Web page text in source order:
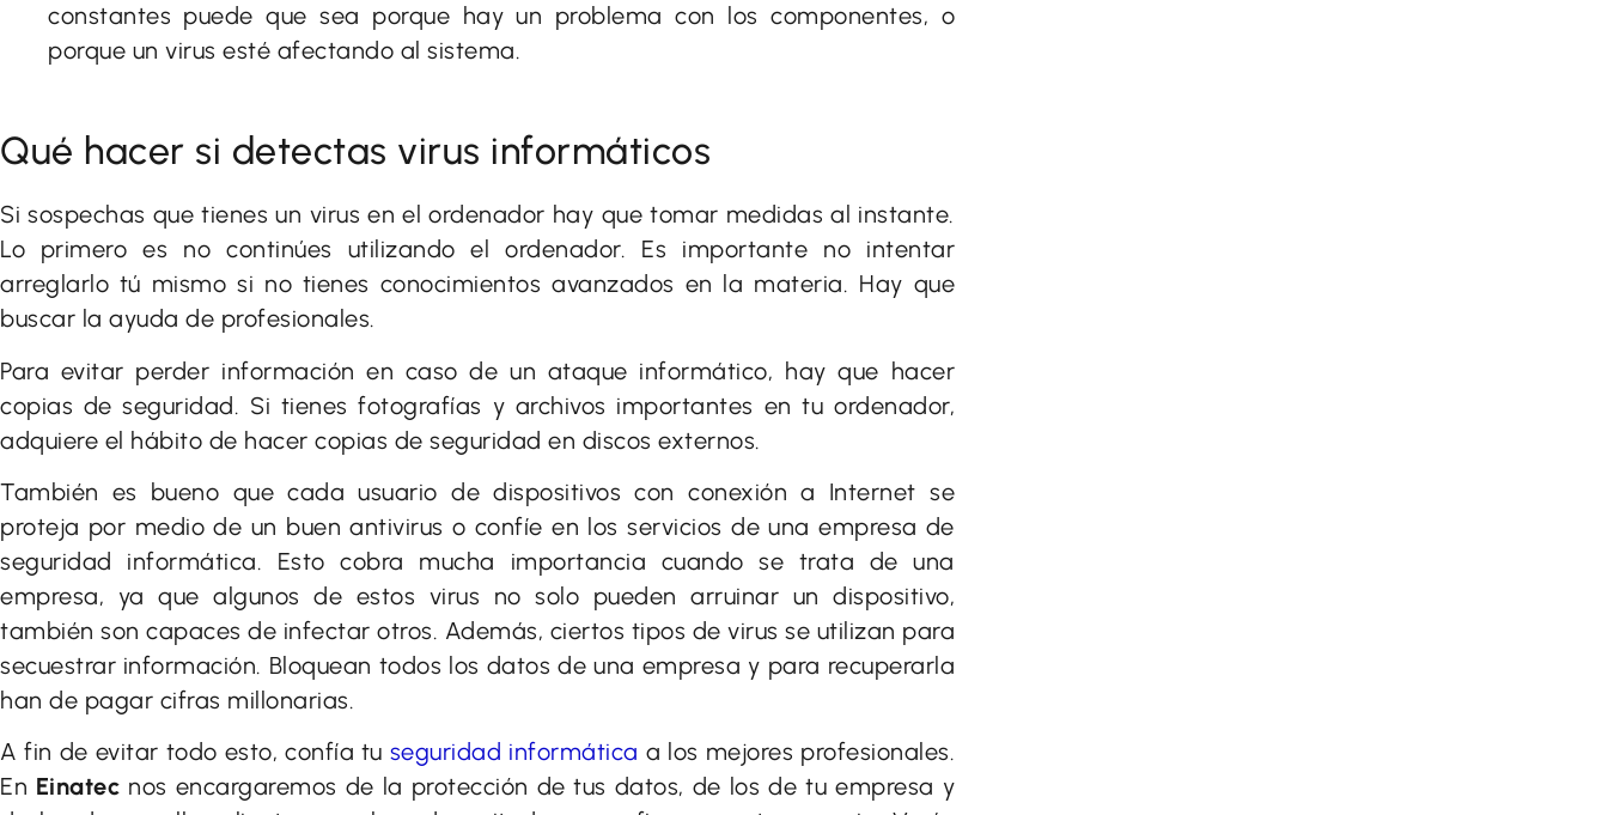
constantes puede que sea porque hay un problema con los componentes, o
porque un virus esté afectando al sistema.
Qué hacer si detectas virus informáticos
Si sospechas que tienes un virus en el ordenador hay que tomar medidas al instante.
Lo primero es no continúes utilizando el ordenador. Es importante no intentar
arreglarlo tú mismo si no tienes conocimientos avanzados en la materia. Hay que
buscar la ayuda de profesionales.
Para evitar perder información en caso de un ataque informático, hay que hacer
copias de seguridad. Si tienes fotografías y archivos importantes en tu ordenador,
adquiere el hábito de hacer copias de seguridad en discos externos.
También es bueno que cada usuario de dispositivos con conexión a Internet se
proteja por medio de un buen antivirus o confíe en los servicios de una empresa de
seguridad informática. Esto cobra mucha importancia cuando se trata de una
empresa, ya que algunos de estos virus no solo pueden arruinar un dispositivo,
también son capaces de infectar otros. Además, ciertos tipos de virus se utilizan para
secuestrar información. Bloquean todos los datos de una empresa y para recuperarla
han de pagar cifras millonarias.
A fin de evitar todo esto, confía tu seguridad informática a los mejores profesionales.
En Einatec nos encargaremos de la protección de tus datos, de los de tu empresa y